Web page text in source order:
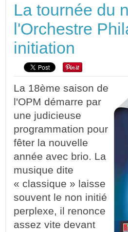
La tournée du
l'Orchestre
initiation
La 18ème saison de
l'OPM démarre par
une judicieuse
programmation pour
fêter la nouvelle
année avec brio. La
musique dite
« classique » laisse
souvent le non initié
perplexe, il renonce
assez vite devant